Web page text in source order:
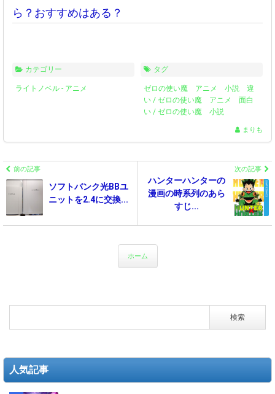
ら？おすすめはある？
カテゴリー
ライトノベル - アニメ
タグ
ゼロの使い魔 アニメ 小説 違
い / ゼロの使い魔 アニメ 面白
い / ゼロの使い魔 小説
まりも
前の記事
ソフトバンク光BBユ
ニットを2.4に交換...
次の記事
ハンターハンターの
漫画の時系列のあら
すじ...
ホーム
人気記事